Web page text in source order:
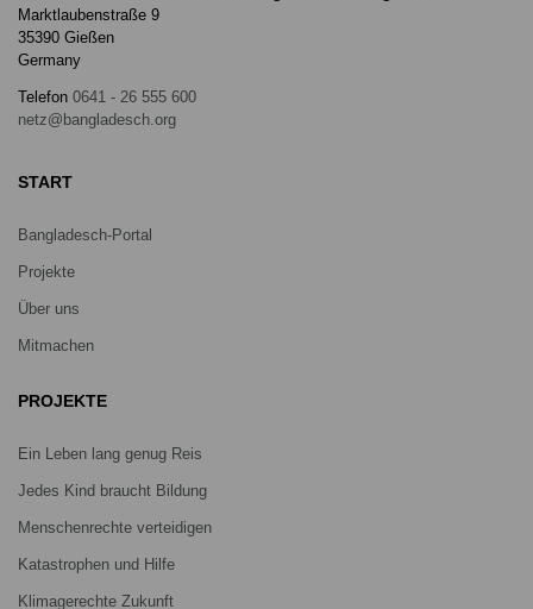
Marktlaubenstraße 9
35390 Gießen
Germany
Telefon 0641 - 26 555 600
netz@bangladesch.org
START
Bangladesch-Portal
Projekte
Über uns
Mitmachen
PROJEKTE
Ein Leben lang genug Reis
Jedes Kind braucht Bildung
Menschenrechte verteidigen
Katastrophen und Hilfe
Klimagerechte Zukunft